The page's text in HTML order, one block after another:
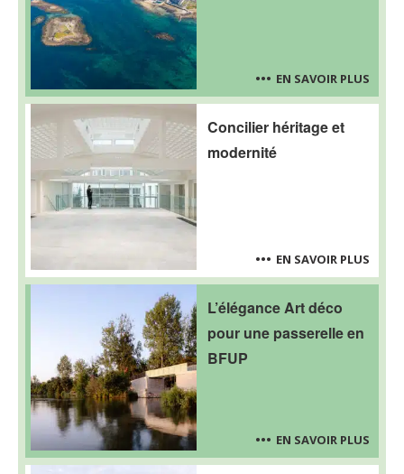
EN SAVOIR PLUS
Concilier héritage et
modernité
EN SAVOIR PLUS
L’élégance Art déco
pour une passerelle en
BFUP
EN SAVOIR PLUS